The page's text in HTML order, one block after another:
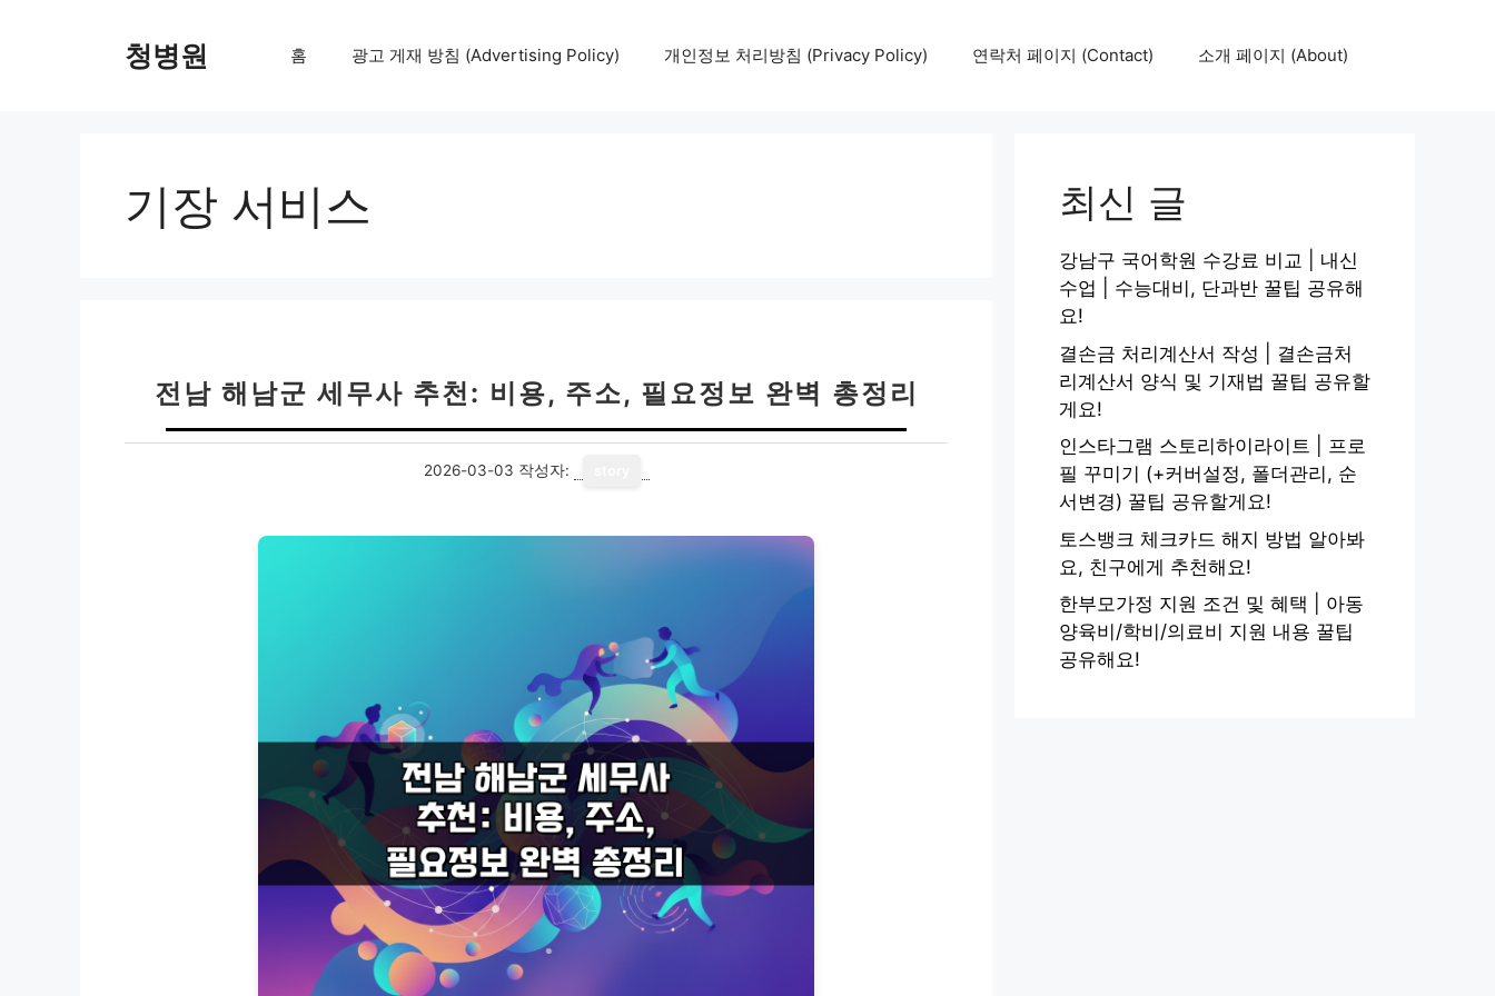
청병원 홈 광고 게재 방침 (Advertising Policy) 개인정보 처리방침 (Privacy Policy) 연락처 페이지 (Contact) 소개 페이지 (About)
기장 서비스
전남 해남군 세무사 추천: 비용, 주소, 필요정보 완벽 총정리
2026-03-03 작성자:
최신 글
강남구 국어학원 수강료 비교 | 내신
수업 | 수능대비, 단과반 꿀팁 공유해
요!
결손금 처리계산서 작성 | 결손금처
리계산서 양식 및 기재법 꿀팁 공유할
게요!
인스타그램 스토리하이라이트 | 프로
필 꾸미기 (+커버설정, 폴더관리, 순
서변경) 꿀팁 공유할게요!
토스뱅크 체크카드 해지 방법 알아봐
요, 친구에게 추천해요!
한부모가정 지원 조건 및 혜택 | 아동
양육비/학비/의료비 지원 내용 꿀팁
공유해요!